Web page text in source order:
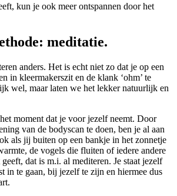
kun je ook meer ontspannen door het
meditatie.
anders. Het is echt niet zo dat je op een
in kleermakerszit en de klank ‘ohm’ te
wel, maar laten we het lekker natuurlijk en
moment dat je voor jezelf neemt. Door
van de bodyscan te doen, ben je al aan
als jij buiten op een bankje in het zonnetje
de vogels die fluiten of iedere andere
dat is m.i. al mediteren. Je staat jezelf
in te gaan, bij jezelf te zijn en hiermee dus